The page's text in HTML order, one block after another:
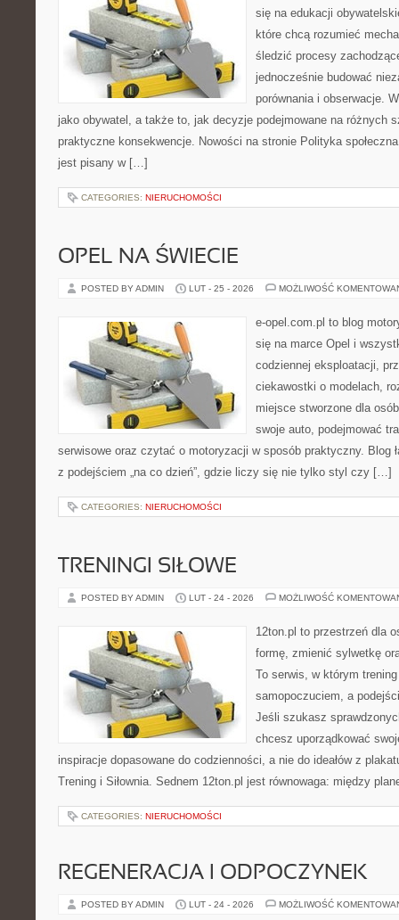
się na edukacji
które chcą rozumieć
śledzić procesy
jednocześnie budować
porównania i obserwacje.
jako obywatel, a także to, jak decyzje podejmowane na różnych
praktyczne konsekwencje. Nowości na stronie Polityka
jest pisany w […]
CATEGORIES: NIERUCHOMOŚCI
OPEL NA ŚWIECIE
POSTED BY ADMIN LUT - 25 - 2026 MOŻLIWOŚĆ
e-opel.com.pl to blog
się na marce Opel i
codziennej eksploatacji,
ciekawostki o modelach,
miejsce stworzone dla
swoje auto, podejmować
serwisowe oraz czytać o motoryzacji w sposób praktyczny. Blog
z podejściem „na co dzień”, gdzie liczy się nie tylko styl czy […]
CATEGORIES: NIERUCHOMOŚCI
TRENINGI SIŁOWE
POSTED BY ADMIN LUT - 24 - 2026 MOŻLIWOŚĆ
12ton.pl to przestrzeń dla
formę, zmienić sylwetkę
To serwis, w którym
samopoczuciem, a
Jeśli szukasz
chcesz uporządkować
inspiracje dopasowane do codzienności, a nie do ideałów z
Trening i Siłownia. Sednem 12ton.pl jest równowaga: między
CATEGORIES: NIERUCHOMOŚCI
REGENERACJA I ODPOCZYNEK
POSTED BY ADMIN LUT - 24 - 2026 MOŻLIWOŚĆ